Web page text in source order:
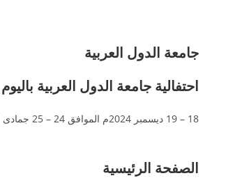
جامعة الدول العربية
احتفالية جامعة الدول العربية
18 – 19 ديسمبر 2024م الموافق 24 – 25 جمادى الأولى 1446هـ مقر جامعة الدول العربية – القاهر
الصفحة الرئيسية